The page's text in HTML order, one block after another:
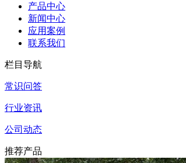
产品中心
新闻中心
应用案例
联系我们
栏目导航
常识问答
行业资讯
公司动态
推荐产品